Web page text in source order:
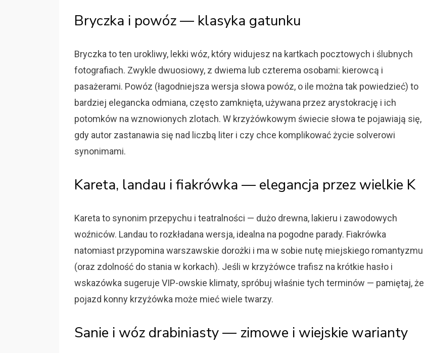
Bryczka i powóz — klasyka gatunku
Bryczka to ten urokliwy, lekki wóz, który widujesz na kartkach pocztowych i ślubnych
fotografiach. Zwykle dwuosiowy, z dwiema lub czterema osobami: kierowcą i
pasażerami. Powóz (łagodniejsza wersja słowa powóz, o ile można tak powiedzieć) to
bardziej elegancka odmiana, często zamknięta, używana przez arystokrację i ich
potomków na wznowionych zlotach. W krzyżówkowym świecie słowa te pojawiają się,
gdy autor zastanawia się nad liczbą liter i czy chce komplikować życie solverowi
synonimami.
Kareta, landau i fiakrówka — elegancja przez wielkie K
Kareta to synonim przepychu i teatralności — dużo drewna, lakieru i zawodowych
woźniców. Landau to rozkładana wersja, idealna na pogodne parady. Fiakrówka
natomiast przypomina warszawskie dorożki i ma w sobie nutę miejskiego romantyzmu
(oraz zdolność do stania w korkach). Jeśli w krzyżówce trafisz na krótkie hasło i
wskazówka sugeruje VIP-owskie klimaty, spróbuj właśnie tych terminów — pamiętaj, że
pojazd konny krzyżówka może mieć wiele twarzy.
Sanie i wóz drabiniasty — zimowe i wiejskie warianty